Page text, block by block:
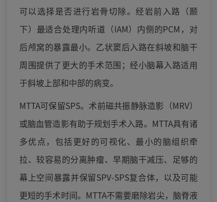
可以选择是否进行岩骨切除。经岩前入路（颞
下）最适合处理内听道（IAM）内侧的PCM，对
后颅窝的暴露最小。乙状窦后入路在斜坡和脑干
周围提供了更大的手术范围；经小脑幕入路适用
于斜坡上部和中部的病变。
MTTA可保留SPS。术前磁共振静脉造影（MRV）
或脑血管造影有助于规划手术入路。MTTA具有诸
多优点，包括更好的可视化、最小的脑组织牵
拉、较容易的分离肿瘤、早期脑干减压、足够的
幕上空间暴露并保留SPV-SPS复合体，以及可能
更短的手术时间。MTTA不需要磨除岩尖，脑脊液